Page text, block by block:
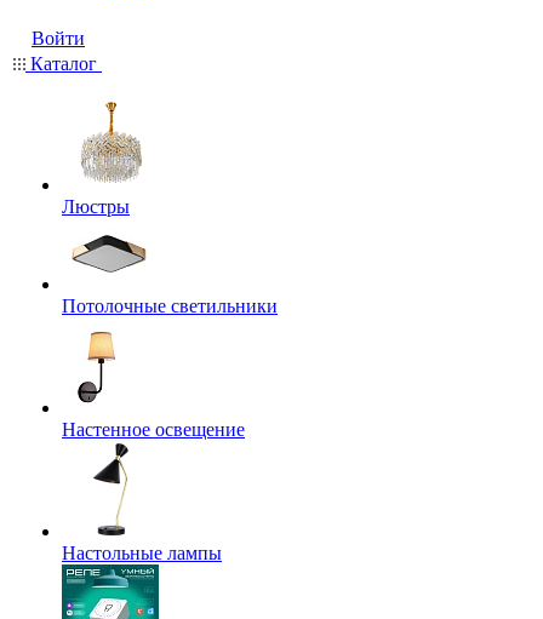
Войти
Каталог
Люстры
Потолочные светильники
Настенное освещение
Настольные лампы